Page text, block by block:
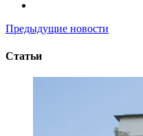
Предыдущие новости
Статьи